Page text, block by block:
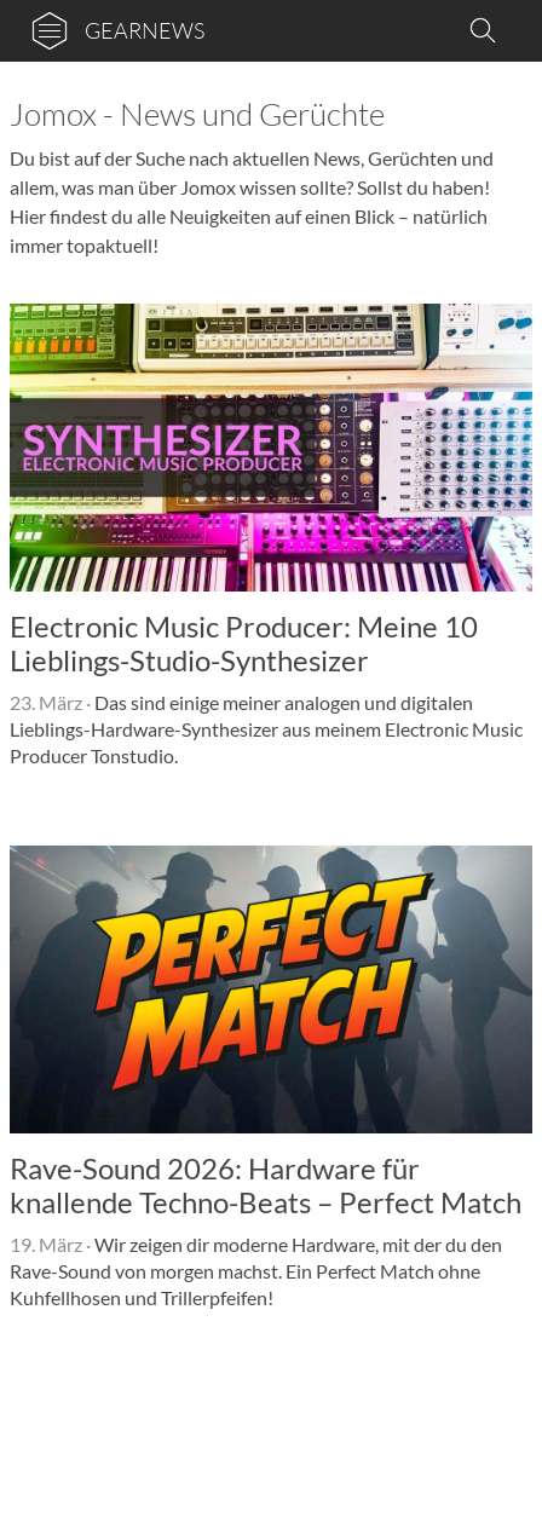
GEARNEWS
Jomox - News und Gerüchte
Du bist auf der Suche nach aktuellen News, Gerüchten und
allem, was man über Jomox wissen sollte? Sollst du haben!
Hier findest du alle Neuigkeiten auf einen Blick – natürlich
immer topaktuell!
Electronic Music Producer: Meine 10
Lieblings-Studio-Synthesizer
23. März · Das sind einige meiner analogen und digitalen
Lieblings-Hardware-Synthesizer aus meinem Electronic Music
Producer Tonstudio.
Rave-Sound 2026: Hardware für
knallende Techno-Beats – Perfect Match
19. März ·Wir zeigen dir moderne Hardware, mit der du den
Rave-Sound von morgen machst. Ein Perfect Match ohne
Kuhfellhosen und Trillerpfeifen!